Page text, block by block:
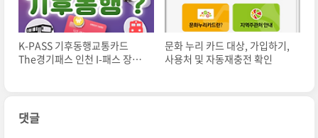
K-PASS 기후동행교통카드
The경기패스 인천 I-패스 장단
문화 누리 카드 대상, 가입하기,
사용처 및 자동재충전 확인
댓글